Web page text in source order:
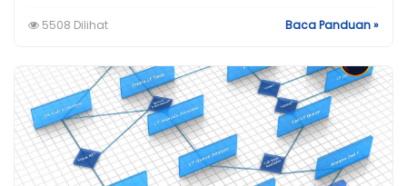
5508 Dilihat Baca Panduan »